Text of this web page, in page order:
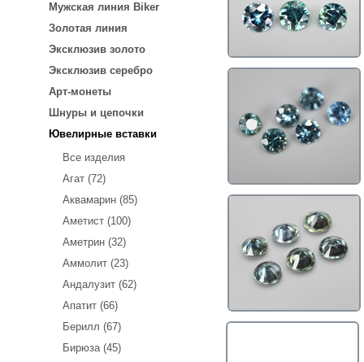
Мужская линия Biker
Золотая линия
Эксклюзив золото
Эксклюзив серебро
Арт-монеты
Шнуры и цепочки
Ювелирные вставки
Все изделия
Агат (72)
Аквамарин (85)
Аметист (100)
Аметрин (32)
Аммолит (23)
Андалузит (62)
Апатит (66)
Берилл (67)
Бирюза (45)